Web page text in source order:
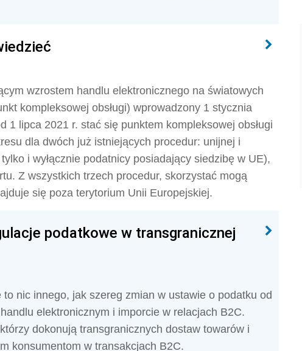
wzrostem handlu elektronicznego na światowych
kompleksowej obsługi) wprowadzony 1 stycznia
1 lipca 2021 r. stać się punktem kompleksowej obsługi
dla dwóch już istniejących procedur: unijnej i
i wyłącznie podatnicy posiadający siedzibę w UE),
Z wszystkich trzech procedur, skorzystać mogą
się poza terytorium Unii Europejskiej.
podatkowe w transgranicznej
nic innego, jak szereg zmian w ustawie o podatku od
elektronicznym i imporcie w relacjach B2C.
dokonują transgranicznych dostaw towarów i
konsumentom w transakcjach B2C.